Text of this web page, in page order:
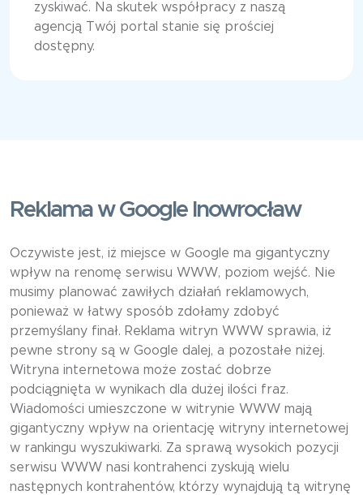
zyskiwać. Na skutek współpracy z naszą
agencją Twój portal stanie się prościej
dostępny.
Reklama w Google Inowrocław
Oczywiste jest, iż miejsce w Google ma gigantyczny
wpływ na renomę serwisu WWW, poziom wejść. Nie
musimy planować zawiłych działań reklamowych,
ponieważ w łatwy sposób zdołamy zdobyć
przemyślany finał. Reklama witryn WWW sprawia, iż
pewne strony są w Google dalej, a pozostałe niżej.
Witryna internetowa może zostać dobrze
podciągnięta w wynikach dla dużej ilości fraz.
Wiadomości umieszczone w witrynie WWW mają
gigantyczny wpływ na orientację witryny internetowej
w rankingu wyszukiwarki. Za sprawą wysokich pozycji
serwisu WWW nasi kontrahenci zyskują wielu
następnych kontrahentów, którzy wynajdują tą witrynę